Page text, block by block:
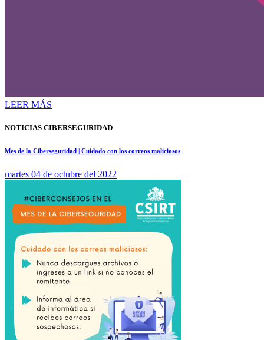
LEER MÁS
NOTICIAS CIBERSEGURIDAD
Mes de la Ciberseguridad | Cuidado con los correos maliciosos
martes 04 de octubre del 2022